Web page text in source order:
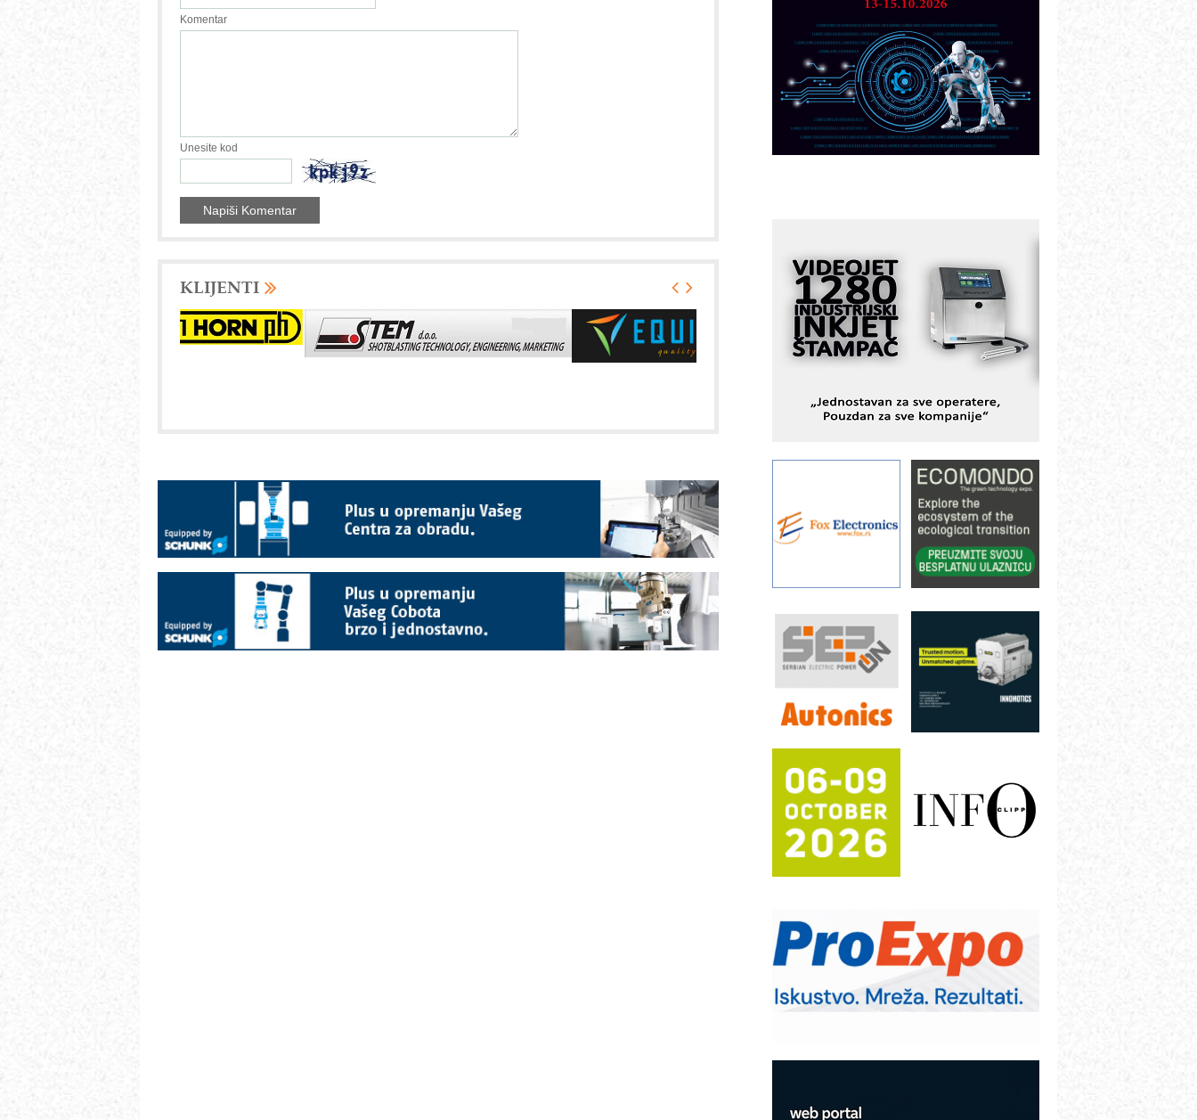
Komentar
Unesite kod
KLIJENTI
dostupan u Srbiji
MOTOMAN – NEXT-Robotika vođena
veštačkom inteligencijom
I.SAFE MOBILE revolucioniše
industrijsku automatizaciju
pionirskimmobile operator PANEL-OM
Alba d.o.o. – 35 godina preciznosti u
metrologiji i pametnim dozirnim
rešenjima
IBeRTIM - oprema za ispitivanje
kontrole kvaliteta
sistema
YAMADA pumpe – japanska
Filtration Group Industrial – Napredna
rešenja za filtraciju u hidrauličkim i
procesnim sistemima
Art Utopia Studio – vizuelne priče
industrije i biznisa
RILINEX kompanije Rittal
automatizaciju
Efikasno upravljanje energijom
Automatizacija pakovanja · Display
Proizvodnja iC7 Hybrid 1500 VDC
mrežnog pretvarača sa tečnim
Potpuna efikasnost bez složenih
sistema
Trajna oznaka kao dugoročna korist
Bezbednost na prvom mestu!
poverenja u industriji
– Pametna signalizacija za efikasnije
upravljanje mašinama
Sigurnije ispitivanje transformatora u
solarnim elektranama i vetroparkovima
COMBYPACK
ROSA i SCHUNK podižu proizvodnju
Detekcija različitih oblika